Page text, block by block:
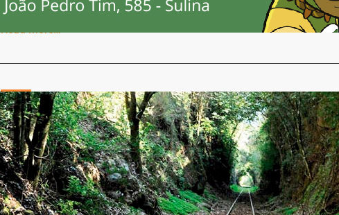
“AGRIMAN E…
Read More…
Geral
Municípios da região serão estudados em pesquisa da Unijuí
sobre Marketing de Lugares
Jornal Gazeta Regional 6 de abril de 2022
Conhecer os potenciais dos municípios e como esses podem ser
trabalhados de maneira mais promissora,…